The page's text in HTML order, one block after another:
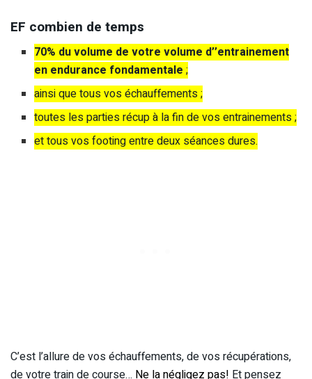
EF combien de temps
70% du volume de votre volume d’’entrainement
en endurance fondamentale ;
ainsi que tous vos échauffements ;
toutes les parties récup à la fin de vos entrainements ;
et tous vos footing entre deux séances dures.
C’est l’allure de vos échauffements, de vos récupérations,
de votre train de course… Ne la négligez pas! Et pensez